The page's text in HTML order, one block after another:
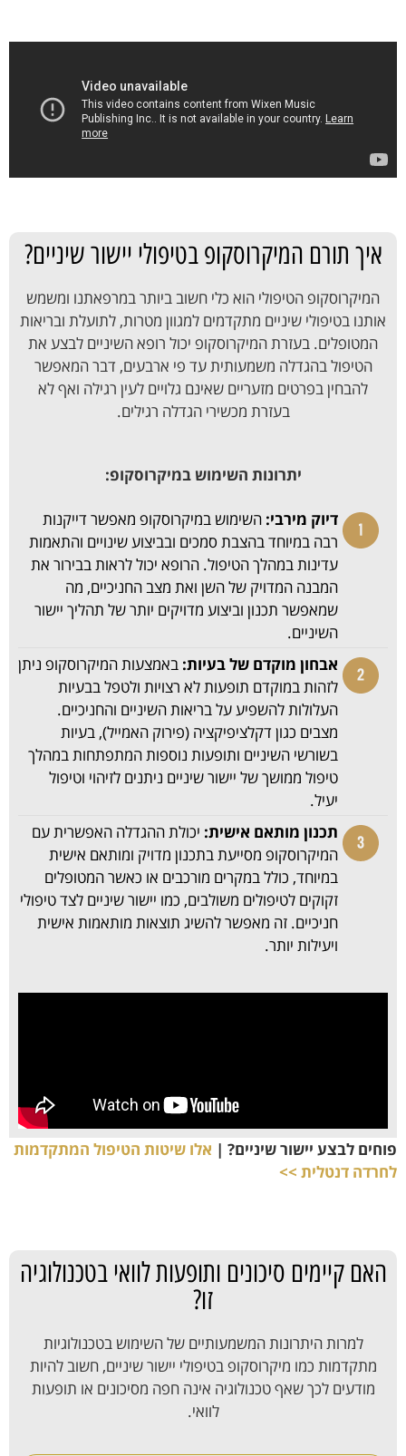
איך תורם המיקרוסקופ בטיפולי יישור שיניים?
המיקרוסקופ הטיפולי הוא כלי חשוב ביותר במרפאתנו ומשמש
אותנו בטיפולי שיניים מתקדמים למגוון מטרות, לתועלת ובריאות
המטופלים. בעזרת המיקרוסקופ יכול רופא השיניים לבצע את
הטיפול בהגדלה משמעותית עד פי ארבעים, דבר המאפשר
להבחין בפרטים מזעריים שאינם גלויים לעין רגילה ואף לא
בעזרת מכשירי הגדלה רגילים.
יתרונות השימוש במיקרוסקופ:
דיוק מירבי: השימוש במיקרוסקופ מאפשר דייקנות
רבה במיוחד בהצבת סמכים ובביצוע שינויים והתאמות
עדינות במהלך הטיפול. הרופא יכול לראות בבירור את
המבנה המדויק של השן ואת מצב החניכיים, מה
שמאפשר תכנון וביצוע מדויקים יותר של תהליך יישור
השיניים.
אבחון מוקדם של בעיות: באמצעות המיקרוסקופ ניתן
לזהות במוקדם תופעות לא רצויות ולטפל בבעיות
העלולות להשפיע על בריאות השיניים והחניכיים.
מצבים כגון דקלציפיקציה (פירוק האמייל), בעיות
בשורשי השיניים ותופעות נוספות המתפתחות במהלך
טיפול ממושך של יישור שיניים ניתנים לזיהוי וטיפול
יעיל.
תכנון מותאם אישית: יכולת ההגדלה האפשרית עם
המיקרוסקופ מסייעת בתכנון מדויק ומותאם אישית
במיוחד, כולל במקרים מורכבים או כאשר המטופלים
זקוקים לטיפולים משולבים, כמו יישור שיניים לצד טיפולי
חניכיים. זה מאפשר להשיג תוצאות מותאמות אישית
ויעילות יותר.
פוחים לבצע יישור שיניים? | אלו שיטות הטיפול המתקדמות
לחרדה דנטלית >>
האם קיימים סיכונים ותופעות לוואי בטכנולוגיה
זו?
למרות היתרונות המשמעותיים של השימוש בטכנולוגיות
מתקדמות כמו מיקרוסקופ בטיפולי יישור שיניים, חשוב להיות
מודעים לכך שאף טכנולוגיה אינה חפה מסיכונים או תופעות
לוואי.